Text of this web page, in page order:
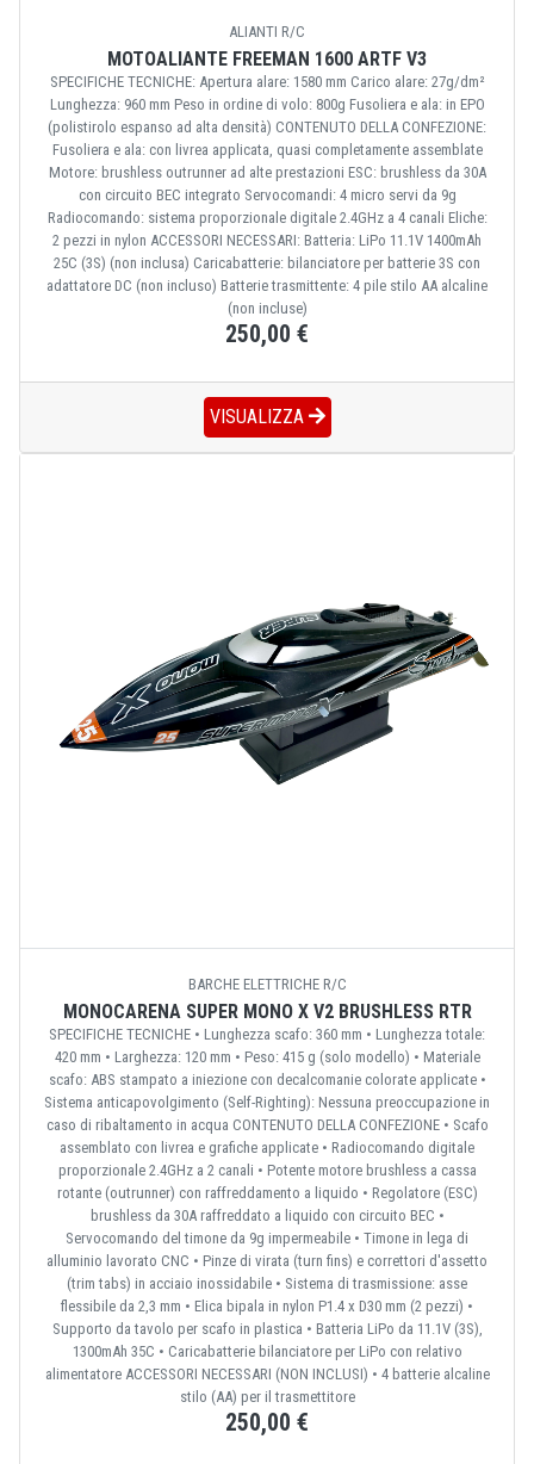
ALIANTI R/C
MOTOALIANTE FREEMAN 1600 ARTF V3
SPECIFICHE TECNICHE: Apertura alare: 1580 mm Carico alare: 27g/dm²
Lunghezza: 960 mm Peso in ordine di volo: 800g Fusoliera e ala: in EPO
(polistirolo espanso ad alta densità) CONTENUTO DELLA CONFEZIONE:
Fusoliera e ala: con livrea applicata, quasi completamente assemblate
Motore: brushless outrunner ad alte prestazioni ESC: brushless da 30A
con circuito BEC integrato Servocomandi: 4 micro servi da 9g
Radiocomando: sistema proporzionale digitale 2.4GHz a 4 canali Eliche:
2 pezzi in nylon ACCESSORI NECESSARI: Batteria: LiPo 11.1V 1400mAh
25C (3S) (non inclusa) Caricabatterie: bilanciatore per batterie 3S con
adattatore DC (non incluso) Batterie trasmittente: 4 pile stilo AA alcaline
(non incluse)
250,00 €
VISUALIZZA
BARCHE ELETTRICHE R/C
MONOCARENA SUPER MONO X V2 BRUSHLESS RTR
SPECIFICHE TECNICHE • Lunghezza scafo: 360 mm • Lunghezza totale:
420 mm • Larghezza: 120 mm • Peso: 415 g (solo modello) • Materiale
scafo: ABS stampato a iniezione con decalcomanie colorate applicate •
Sistema anticapovolgimento (Self-Righting): Nessuna preoccupazione in
caso di ribaltamento in acqua CONTENUTO DELLA CONFEZIONE • Scafo
assemblato con livrea e grafiche applicate • Radiocomando digitale
proporzionale 2.4GHz a 2 canali • Potente motore brushless a cassa
rotante (outrunner) con raffreddamento a liquido • Regolatore (ESC)
brushless da 30A raffreddato a liquido con circuito BEC •
Servocomando del timone da 9g impermeabile • Timone in lega di
alluminio lavorato CNC • Pinze di virata (turn fins) e correttori d'assetto
(trim tabs) in acciaio inossidabile • Sistema di trasmissione: asse
flessibile da 2,3 mm • Elica bipala in nylon P1.4 x D30 mm (2 pezzi) •
Supporto da tavolo per scafo in plastica • Batteria LiPo da 11.1V (3S),
1300mAh 35C • Caricabatterie bilanciatore per LiPo con relativo
alimentatore ACCESSORI NECESSARI (NON INCLUSI) • 4 batterie alcaline
stilo (AA) per il trasmettitore
250,00 €